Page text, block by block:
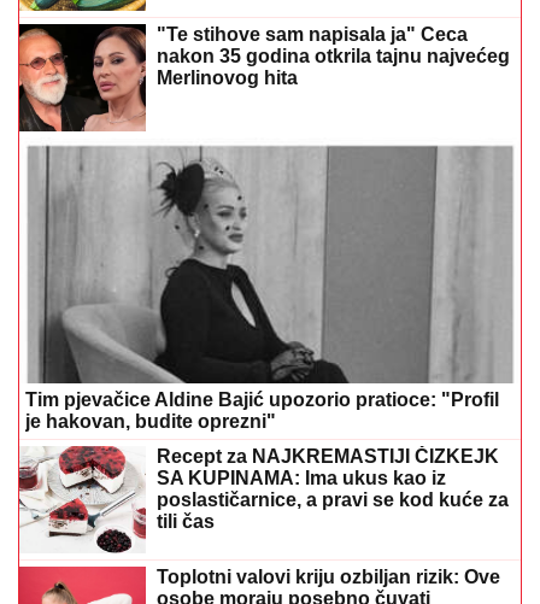
"Te stihove sam napisala ja" Ceca
nakon 35 godina otkrila tajnu najvećeg
Merlinovog hita
Tim pjevačice Aldine Bajić upozorio pratioce: "Profil
je hakovan, budite oprezni"
Recept za NAJKREMASTIJI ČIZKEJK
SA KUPINAMA: Ima ukus kao iz
poslastičarnice, a pravi se kod kuće za
tili čas
Toplotni valovi kriju ozbiljan rizik: Ove
osobe moraju posebno čuvati